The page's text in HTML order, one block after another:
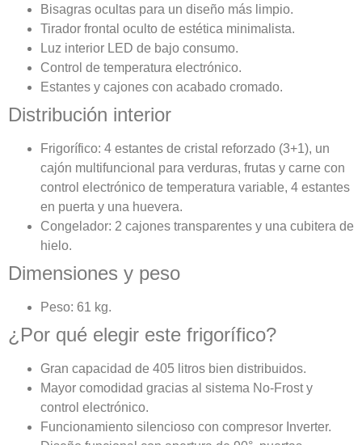
Bisagras ocultas para un diseño más limpio.
Tirador frontal oculto de estética minimalista.
Luz interior LED de bajo consumo.
Control de temperatura electrónico.
Estantes y cajones con acabado cromado.
Distribución interior
Frigorífico: 4 estantes de cristal reforzado (3+1), un
cajón multifuncional para verduras, frutas y carne con
control electrónico de temperatura variable, 4 estantes
en puerta y una huevera.
Congelador: 2 cajones transparentes y una cubitera de
hielo.
Dimensiones y peso
Peso: 61 kg.
¿Por qué elegir este frigorífico?
Gran capacidad de 405 litros bien distribuidos.
Mayor comodidad gracias al sistema No-Frost y
control electrónico.
Funcionamiento silencioso con compresor Inverter.